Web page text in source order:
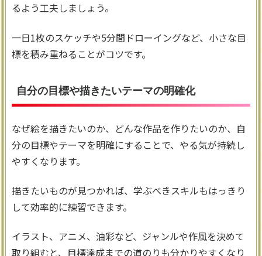
るよう工夫しましょう。
一日1枚のスケッチや5分間ドローイングなど、小さな目
標を積み重ねることがコツです。
自分の目標や描きたいテーマの明確化
なぜ絵を描きたいのか、どんな作品を作りたいのか、自
分の目標やテーマを明確にすることで、やる気が持続し
やすくなります。
描きたいものが見つかれば、学ぶべきスキルもはっきり
して効率的に練習できます。
イラスト、アニメ、油彩など、ジャンルや作風を決めて
取り組むと、目標達成までの道のりも分かりやすくなり